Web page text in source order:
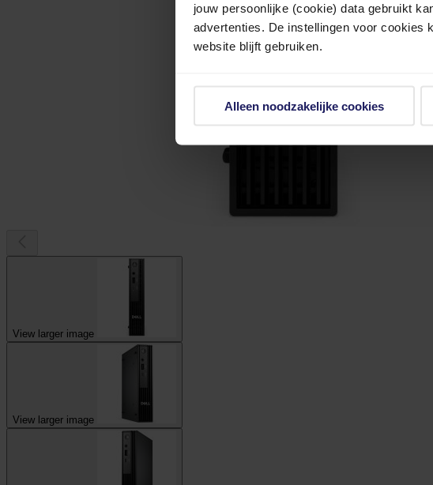
jouw persoonlijke (cookie) data gebruikt
advertenties. De instellingen voor cookies
website blijft gebruiken.
Alleen noodzakelijke cookies
View larger image
View larger image